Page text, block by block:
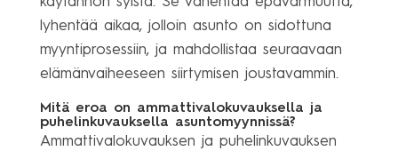
lyhentää aikaa, jolloin asunto on sidottuna
myyntiprosessiin, ja mahdollistaa seuraavaan
elämänvaiheeseen siirtymisen joustavammin.
Mitä eroa on ammattivalokuvauksella ja
puhelinkuvauksella asuntomyynnissä?
Ammattivalokuvauksen ja puhelinkuvauksen